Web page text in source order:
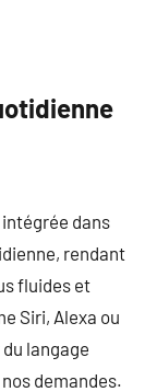
dans
rendant
fluides et
Siri, Alexa ou
langage
demandes.